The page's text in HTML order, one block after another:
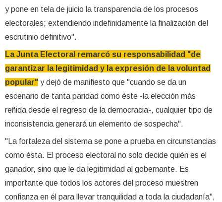
y pone en tela de juicio la transparencia de los procesos
electorales; extendiendo indefinidamente la finalización del
escrutinio definitivo".
La Junta Electoral remarcó su responsabilidad "de
garantizar la legitimidad y la expresión de la voluntad
popular" y dejó de manifiesto que "cuando se da un
escenario de tanta paridad como éste -la elección más
reñida desde el regreso de la democracia-, cualquier tipo de
inconsistencia generará un elemento de sospecha".
"La fortaleza del sistema se pone a prueba en circunstancias
como ésta. El proceso electoral no solo decide quién es el
ganador, sino que le da legitimidad al gobernante. Es
importante que todos los actores del proceso muestren
confianza en él para llevar tranquilidad a toda la ciudadanía",